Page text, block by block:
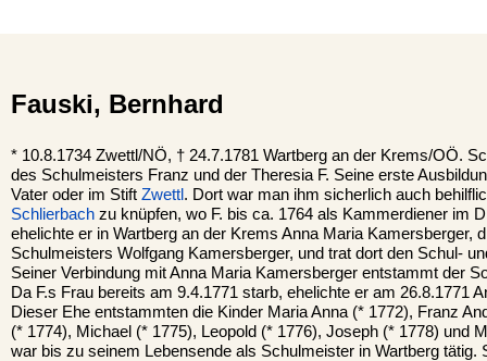
Fauski, Bernhard
* 10.8.1734 Zwettl/NÖ, † 24.7.1781 Wartberg an der Krems/OÖ.
des Schulmeisters Franz und der Theresia F. Seine erste
Vater oder im Stift Zwettl . Dort war man ihm sicherlich auch
Schlierbach zu knüpfen, wo F. bis ca. 1764 als Kammerdiener im
ehelichte er in Wartberg an der Krems Anna Maria Kamersberger,
Schulmeisters Wolfgang Kamersberger, und trat dort den Schul-
Seiner Verbindung mit Anna Maria Kamersberger entstammt der
Da F.s Frau bereits am 9.4.1771 starb, ehelichte er am 26.8.1771
Dieser Ehe entstammten die Kinder Maria Anna (* 1772), Franz
(* 1774), Michael (* 1775), Leopold (* 1776), Joseph (* 1778) und
war bis zu seinem Lebensende als Schulmeister in Wartberg tätig.